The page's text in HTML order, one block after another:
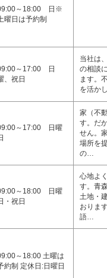
～18:00 日※
曜日は予約制
～17:00 日
、祝日
当社は
の相談
ます。
を活か
～17:00 日曜
家（不
す。だ
せん。
場所を
の…
～18:00 日曜
・祝日
心地よ
す。青
土地・
おりま
語…
～18:00 土曜は
約制 定休日:日曜日